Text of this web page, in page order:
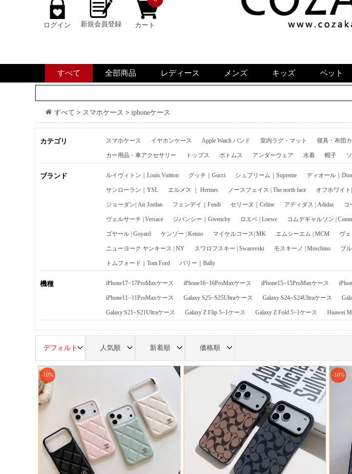
ログイン 新規会員登録 カート
すべて 全部商品 レディース メンズ キッズ ペット
すべて > スマホケース > iphoneケース
カテゴリ スマホケース イヤホンケース Apple Watch バンド 室内ラグ・マット 寝具・布団
カー用品・車アクセサリー トップス ボトムス アンダーウェア 水着 帽子
ブランド ルイヴィトン｜Louis Vuitton グッチ｜Gucci シュプリーム｜Supreme ディオール｜Dior
サンローラン｜YSL エルメス ｜ Hermes ノースフェイス | The north face オフホワイト
ジョーダン| Air Jordan フェンデイ｜Fendi セリーヌ｜Celine アディダス | Adidas コ
ヴェルサーチ | Versace ジバンシー｜Givenchy ロエベ | Loewe コムデギャルソン |
ゴヤール | Goyard ケンゾー | Kenzo マイケルコース| MK エムシーエム | MCM ヴェ
ニューヨーク ヤンキース | NY スワロフスキー | Swarovski モスキーノ | Moschino ブ
トムフォード｜Tom Ford バリー｜Bally
機種 iPhone17~17ProMaxケース iPhone16~16ProMaxケース iPhone15~15ProMaxケース
iPhone11~11ProMaxケース Galaxy S25~S25Ultraケース Galaxy S24~S24Ultraケース
Galaxy S21~S21Ultraケース Galaxy Z Flip 5~1ケース Galaxy Z Fold 5~1ケース Huawei
デフォルト 人気順 新着順 価格順
-10% -10%